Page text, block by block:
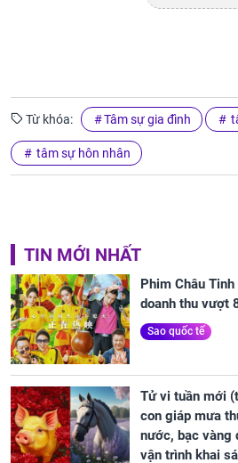
Từ khóa: Tâm sự gia đình
tâm sự hôn nhân
TIN MỚI NHẤT
Phim Châu
doanh thu vượt
Sao quốc tế
Tử vi tuần mới
con giáp mưa
nước, bạc vàng
vận trình khai